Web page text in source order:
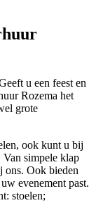
u een feest en
Rozema het
grote
ook kunt u bij
Van simpele klap
ons. Ook bieden
evenement past.
stoelen;